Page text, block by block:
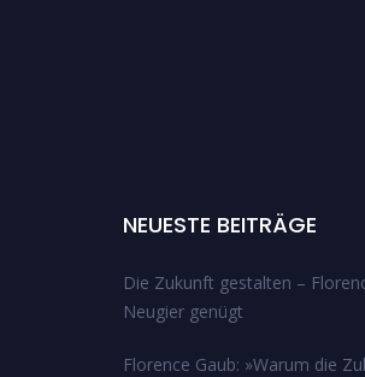
NEUESTE BEITRÄGE
Die Zukunft gestalten –
Neugier genügt
Florence Gaub: »Warum die